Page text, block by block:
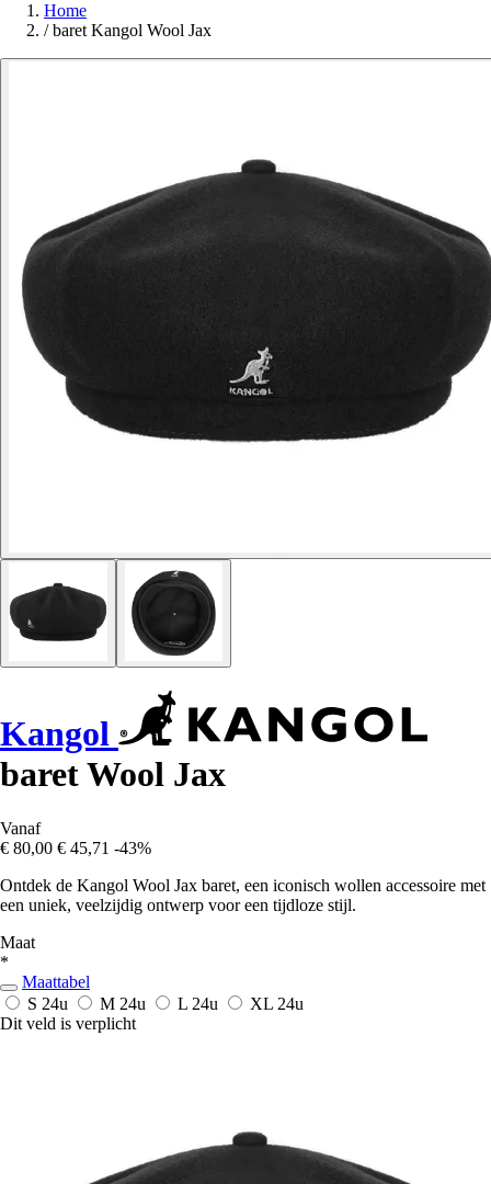
Home
/ baret Kangol Wool Jax
Kangol
baret Wool Jax
Vanaf
€ 80,00 € 45,71 -43%
Ontdek de Kangol Wool Jax baret, een iconisch wollen accessoire met
een uniek, veelzijdig ontwerp voor een tijdloze stijl.
Maat
*
Maattabel
S 24u M 24u L 24u XL 24u
Dit veld is verplicht